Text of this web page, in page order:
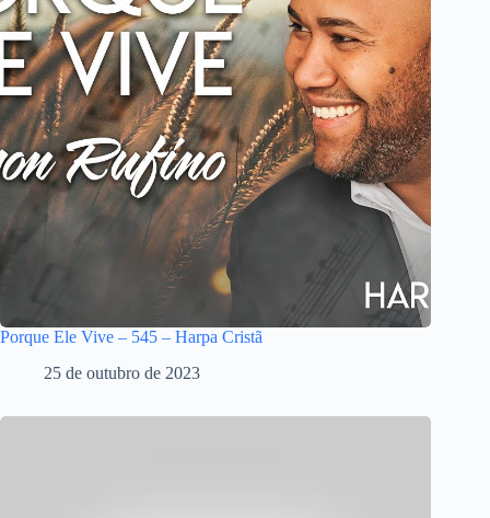
Porque Ele Vive – 545 – Harpa Cristã
25 de outubro de 2023